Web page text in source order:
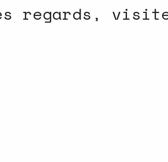
regards,